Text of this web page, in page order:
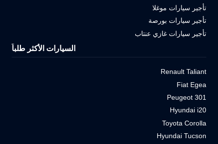
تأجير سيارات موغلا
تأجير سيارات بورصة
تأجير سيارات غازي عنتاب
السيارات الأكثر طلباً
Renault Taliant
Fiat Egea
Peugeot 301
Hyundai i20
Toyota Corolla
Hyundai Tucson